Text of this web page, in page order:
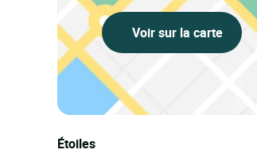
Voir sur la carte
Étoiles